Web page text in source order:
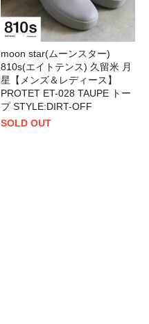
moon star(ムーンスター)
810s(エイトテンス) 久留米 月
星【メンズ＆レディース】
PROTET ET-028 TAUPE トー
プ STYLE:DIRT-OFF
SOLD OUT